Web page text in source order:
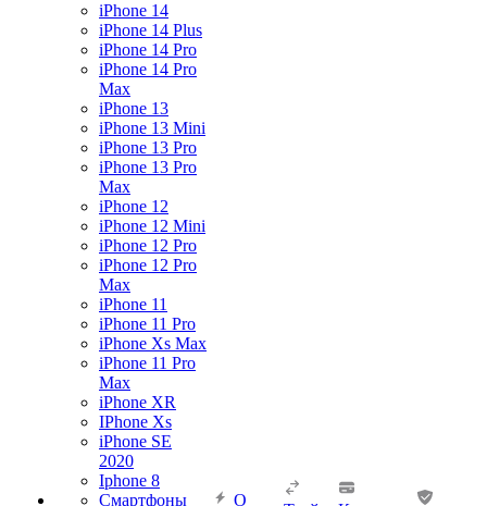
iPhone 14
iPhone 14 Plus
iPhone 14 Pro
iPhone 14 Pro
Max
iPhone 13
iPhone 13 Mini
iPhone 13 Pro
iPhone 13 Pro
Max
iPhone 12
iPhone 12 Mini
iPhone 12 Pro
iPhone 12 Pro
Max
iPhone 11
iPhone 11 Pro
iPhone Xs Max
iPhone 11 Pro
Max
iPhone XR
IPhone Xs
iPhone SE
2020
Iphone 8
Смартфоны
О